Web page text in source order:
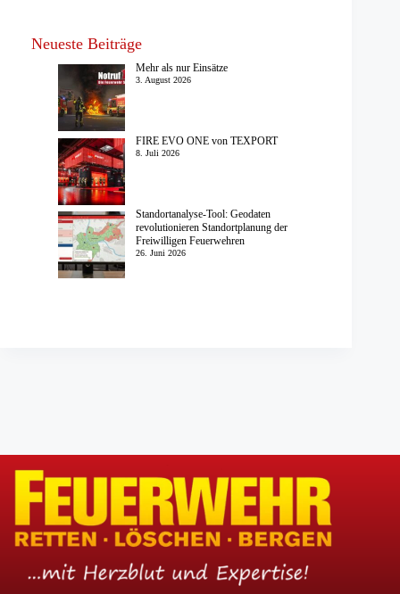
Neueste Beiträge
Mehr als nur Einsätze
3. August 2026
FIRE EVO ONE von TEXPORT
8. Juli 2026
Standortanalyse-Tool: Geodaten
revolutionieren Standortplanung der
Freiwilligen Feuerwehren
26. Juni 2026